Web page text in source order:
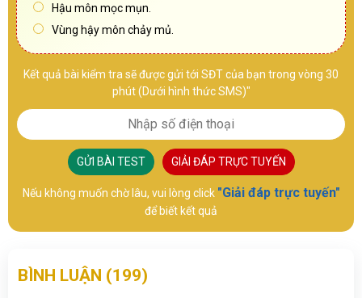
Hậu môn mọc mụn.
Vùng hậy môn chảy mủ.
Kết quả bài kiểm tra sẽ được gửi tới SĐT của bạn trong vòng 30
phút (Dưới hình thức SMS)"
GỬI BÀI TEST GIẢI ĐÁP TRỰC TUYẾN
Nếu không muốn chờ lâu, vui lòng click "Giải đáp trực tuyến"
để biết kết quả
BÌNH LUẬN (199)